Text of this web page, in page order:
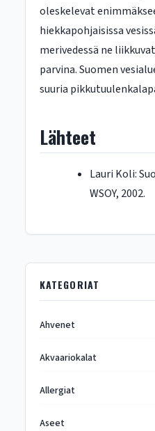
oleskelevat
hiekkapohjaisissa
merivedessä ne
parvina. Suomen
suuria
Lähteet
Lauri Koli:
WSOY, 2002.
KATEGORIAT
Ahvenet
Akvaariokalat
Allergiat
Aseet